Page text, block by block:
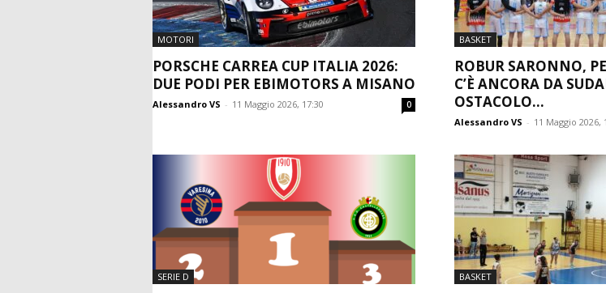
MOTORI
PORSCHE CARREA CUP ITALIA 2026:
DUE PODI PER EBIMOTORS A MISANO
Alessandro VS - 11 Maggio 2026, 17:30 0
BASKET
ROBUR SARONNO,
C’È ANCORA DA
OSTACOLO...
Alessandro VS - 11 Maggio 2026,
SERIE D BASKET